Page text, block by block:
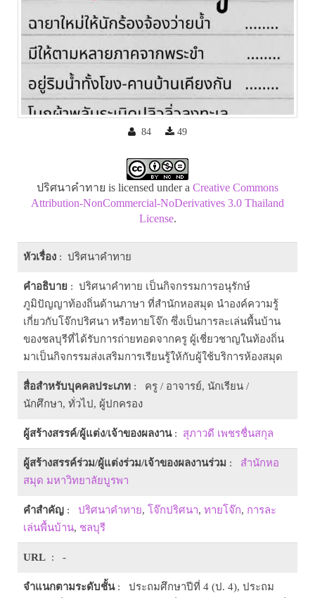
84 49
ปริศนาคำทาย is licensed under a Creative Commons
Attribution-NonCommercial-NoDerivatives 3.0 Thailand
License.
หัวเรื่อง : ปริศนาคำทาย
คำอธิบาย : ปริศนาคำทาย เป็นกิจกรรมการอนุรักษ์
ภูมิปัญญาท้องถิ่นด้านภาษา ที่สำนักหอสมุด นำองค์ความรู้
เกี่ยวกับโจ๊กปริศนา หรือทายโจ๊ก ซึ่งเป็นการละเล่นพื้นบ้าน
ของชลบุรีที่ได้รับการถ่ายทอดจากครู ผู้เชี่ยวชาญในท้องถิ่น
มาเป็นกิจกรรมส่งเสริมการเรียนรู้ให้กับผู้ใช้บริการห้องสมุด
สื่อสำหรับบุคคลประเภท : ครู / อาจารย์, นักเรียน /
นักศึกษา, ทั่วไป, ผู้ปกครอง
ผู้สร้างสรรค์/ผู้แต่ง/เจ้าของผลงาน: สุภาวดี เพชรชื่นสกุล
ผู้สร้างสรรค์ร่วม/ผู้แต่งร่วม/เจ้าของผลงานร่วม : สำนักหอ
สมุด มหาวิทยาลัยบูรพา
คำสำคัญ : ปริศนาคำทาย, โจ๊กปริศนา, ทายโจ๊ก, การละ
เล่นพื้นบ้าน, ชลบุรี
URL : -
จำแนกตามระดับชั้น: ประถมศึกษาปีที่ 4 (ป. 4), ประถม